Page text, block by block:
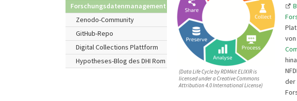
Forschungsdatenmanagement
Zenodo-Community
GitHub-Repo
Digital Collections Plattform
Hypotheses-Blog des DHI Rom
(Data Life Cycle by RDMkit ELIXIR is
licensed under a Creative Commons
Attribution 4.0 International License)
der